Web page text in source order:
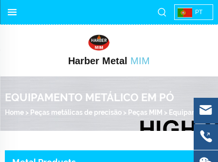
PT
Harber Metal MIM
EQUIPAMENTO METÁLICO EM PÓ
Home > Peças metálicas de precisão > Peças MIM > Equipamento metálico em pó